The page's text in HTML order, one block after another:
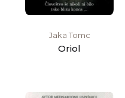
Jaka Tomc
Oriol